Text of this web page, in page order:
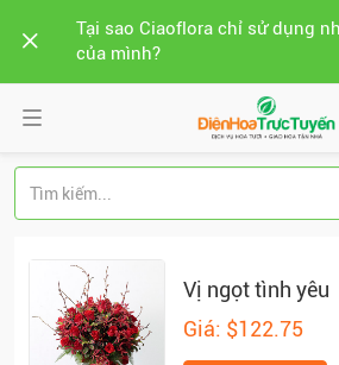
Tại sao Ciaoflora chỉ sử dụng
của mình?
Vị ngọt tình yêu
Giá: $122.75